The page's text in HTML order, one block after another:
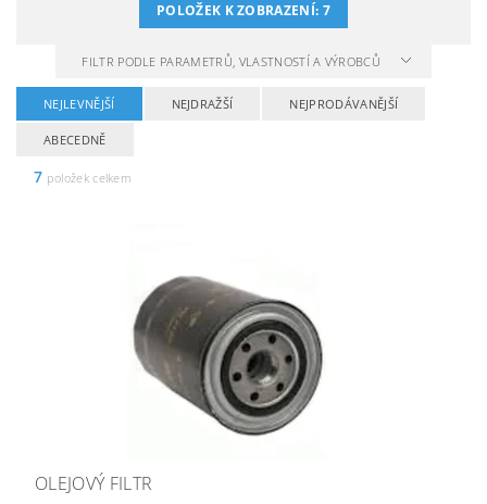
POLOŽEK K ZOBRAZENÍ: 7
FILTR PODLE PARAMETRŮ, VLASTNOSTÍ A VÝROBCŮ
NEJLEVNĚJŠÍ NEJDRAŽŠÍ NEJPRODÁVANĚJŠÍ
ABECEDNĚ
7 položek celkem
OLEJOVÝ FILTR